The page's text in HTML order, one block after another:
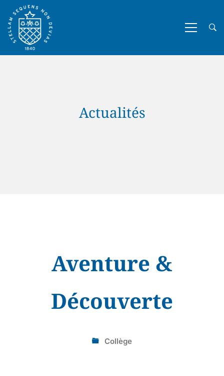
Actualités
Aventure &
Découverte
Collège